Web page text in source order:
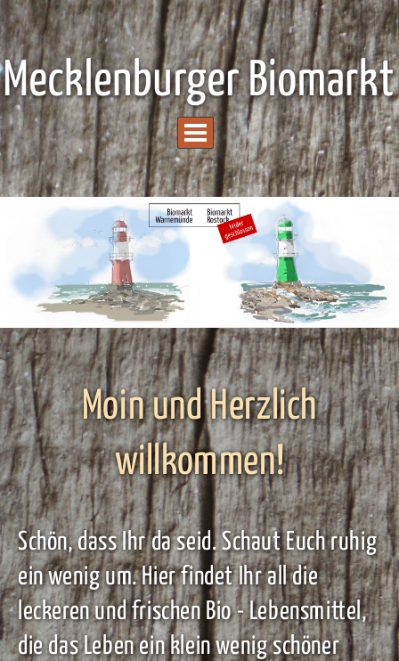
Moin und Herzlich
willkommen!
Schön, dass Ihr da seid. Schaut Euch ruhig
ein wenig um. Hier findet Ihr all die
leckeren und frischen Bio - Lebensmittel,
die das Leben ein klein wenig schöner